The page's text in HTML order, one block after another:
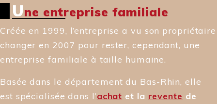
Une entreprise familiale
Créée en 1999, l’entreprise a vu son propriétaire
changer en 2007 pour rester, cependant, une
entreprise familiale à taille humaine.
Basée dans le département du Bas-Rhin, elle
est spécialisée dans l’achat et la revente de